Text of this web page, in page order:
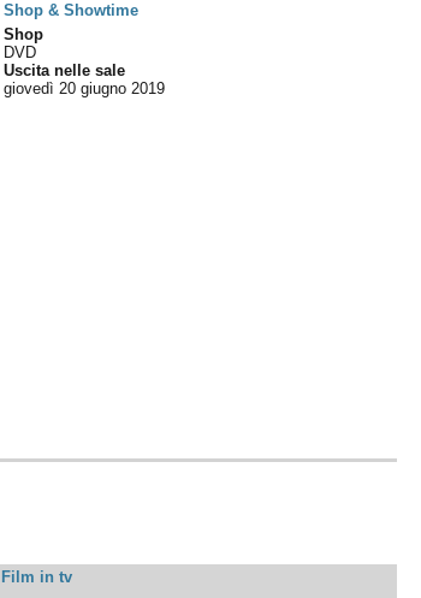
Shop & Showtime
Shop
DVD
Uscita nelle sale
giovedì 20 giugno 2019
Film in tv